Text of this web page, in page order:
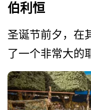
伯利恒
圣诞节前夕，在
了一个非常大的